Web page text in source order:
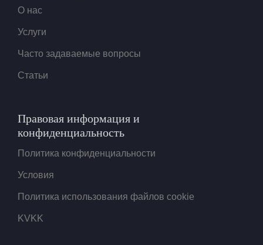
О нас
Услуги
Часто задаваемые вопросы
Статьи
Правовая информация и
конфиденциальность
Политика конфиденциальности
Условия
Политика использования файлов cookie
KVKK